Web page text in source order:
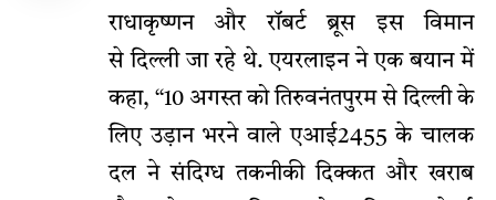
राधाकृष्णन और रॉबर्ट ब्रूस इस विमान
से दिल्ली जा रहे थे. एयरलाइन ने एक बयान में
कहा, ‘‘10 अगस्त को तिरुवनंतपुरम से दिल्ली के
लिए उड़ान भरने वाले एआई2455 के चालक
दल ने संदिग्ध तकनीकी दिक्कत और खराब